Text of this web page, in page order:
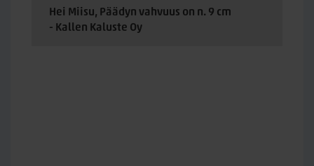
Hei Miisu, Päädyn vahvuus on n. 9 cm
- Kallen Kaluste Oy